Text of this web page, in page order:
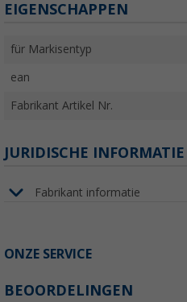
EIGENSCHAPPEN
für Markisentyp
ean
Fabrikant Artikel Nr.
JURIDISCHE INFORMATIE
Fabrikant informatie
ONZE SERVICE
BEOORDELINGEN